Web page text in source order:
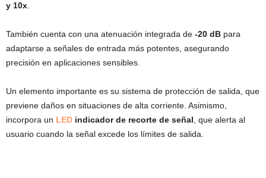
y 10x
También cuenta con una atenuación integrada de -20 dB para
adaptarse a señales de entrada más potentes, asegurando
precisión en aplicaciones sensibles.
Un elemento importante es su sistema de protección de salida, que
previene daños en situaciones de alta corriente. Asimismo,
incorpora un LED indicador de recorte de señal , que alerta al
usuario cuando la señal excede los límites de salida.